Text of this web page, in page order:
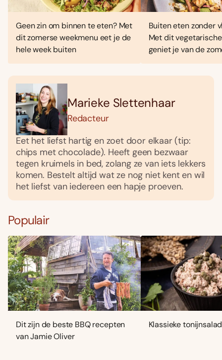
Geen zin om binnen te eten? Met
dit zomerse weekmenu eet je de
hele week buiten
Buiten eten zonder
Met dit
geniet je van de
Marieke Slettenhaar
Redacteur
Eet het liefst hartig en zoet door elkaar (tip:
chips met chocolade). Heeft geen bezwaar
tegen kruimels in bed, zolang ze van iets lekkers
komen. Bestelt altijd wat ze nog niet kent en wil
het liefst van iedereen een hapje proeven.
Populair
Dit zijn de beste BBQ recepten
van Jamie Oliver
Klassieke